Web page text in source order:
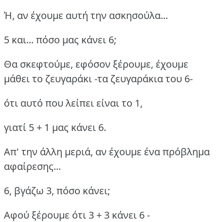
Ή, αν έχουμε αυτή την ασκησούλα...
5 και... πόσο μας κάνει 6;
Θα σκεφτούμε, εφόσον ξέρουμε, έχουμε
μάθει το ζευγαράκι -τα ζευγαράκια του 6-
ότι αυτό που λείπει είναι το 1,
γιατί 5 + 1 μας κάνει 6.
Απ' την άλλη μεριά, αν έχουμε ένα πρόβλημα
αφαίρεσης...
6, βγάζω 3, πόσο κάνει;
Αφού ξέρουμε ότι 3 + 3 κάνει 6 -